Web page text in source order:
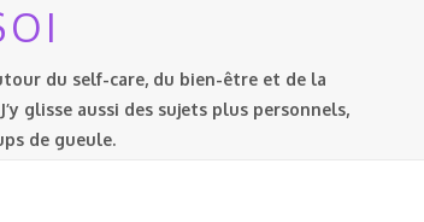
du self-care, du bien-être et de la
glisse aussi des sujets plus personnels,
de gueule.